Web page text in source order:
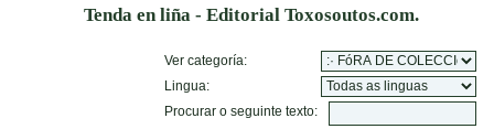
Tenda en liña - Editorial Toxosoutos.com.
Ver categoría:
Lingua:
Procurar o seguinte texto: